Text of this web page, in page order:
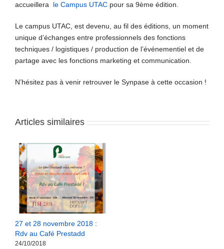
accueillera
le Campus UTAC pour sa 9ème édition.
Le campus UTAC, est devenu, au fil des éditions, un moment
unique d’échanges entre professionnels des fonctions
techniques / logistiques / production de l’événementiel et de
partage avec les fonctions marketing et communication.
N’hésitez pas à venir retrouver le Synpase à cette occasion !
Articles similaires
27 et 28 novembre 2018 :
Rdv au Café Prestadd
24/10/2018